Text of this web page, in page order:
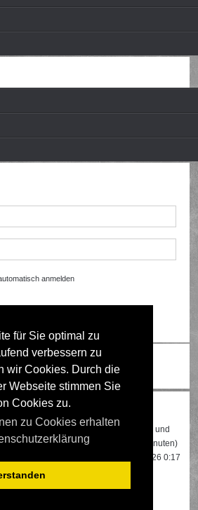
für Sie optimal zu
verbessern zu
wir Cookies. Durch die
Webseite stimmen Sie
Cookies zu.
zu Cookies erhalten
anmelden
online: 3 registrierte, 0 unsichtbare und
den aktiven Besuchern der letzten 5 Minuten)
Besuchern, die am 13.04.2026 0:17